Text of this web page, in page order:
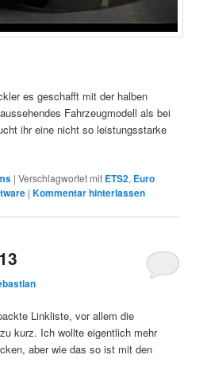
es geschafft mit der halben
Fahrzeugmodell als bei
ihr eine nicht so leistungsstarke
|Verschlagwortet mit ETS2, Euro
|Kommentar hinterlassen
Linkliste, vor allem die
kurz. Ich wollte eigentlich mehr
aber wie das so ist mit den